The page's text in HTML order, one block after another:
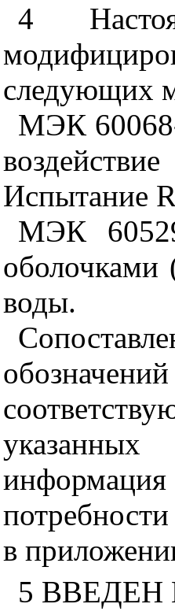
4
следующих
МЭК
Испытание
МЭК
оболочками
воды.
в
5 ВВЕДЕН